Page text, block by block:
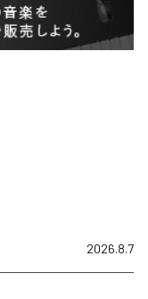
2026.8.7